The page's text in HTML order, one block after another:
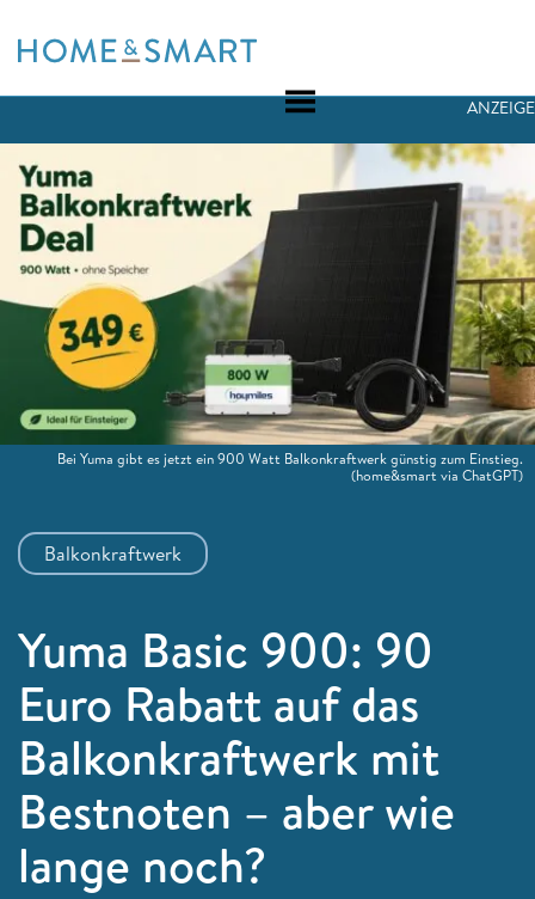
to
Balkonkraftwerk
ANZEIGE
Yuma Basic 900: 90
Euro Rabatt auf das
Balkonkraftwerk mit
Bestnoten – aber wie
lange noch?
Bei Yuma gibt es jetzt ein 900 Watt Balkonkraftwerk günstig zum Einstieg.
(home&smart via ChatGPT)